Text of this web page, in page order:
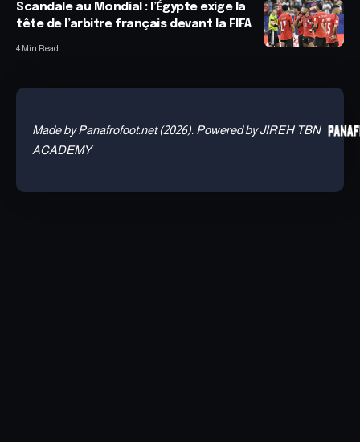
Scandale au Mondial : l’Égypte exige la
tête de l’arbitre français devant la FIFA
4 Min Read
Made by Panafrofoot.net (2026). Powered by JIREH TBN
ACADEMY